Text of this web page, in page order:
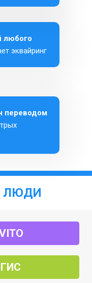
переводом
любого
эквайринг
ЛЮДИ